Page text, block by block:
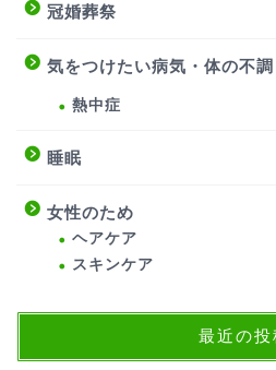
冠婚葬祭
気をつけたい病気・体の不調
熱中症
睡眠
女性のため
ヘアケア
スキンケア
最近の投